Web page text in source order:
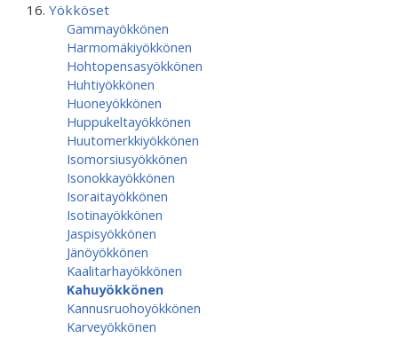
Yökköset
Gammayökkönen
Harmomäkiyökkönen
Hohtopensasyökkönen
Huhtiyökkönen
Huoneyökkönen
Huppukeltayökkönen
Huutomerkkiyökkönen
Isomorsiusyökkönen
Isonokkayökkönen
Isoraitayökkönen
Isotinayökkönen
Jaspisyökkönen
Jänöyökkönen
Kaalitarhayökkönen
Kahuyökkönen
Kannusruohoyökkönen
Karveyökkönen